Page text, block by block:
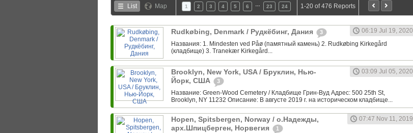
List Map 1 2 3 4 5 6 23 24 1-20 of 476 Reports
Rudkøbing, Denmark / Рудкёбинг, Дания 3
06:19 Jul 19, 2020
Названия: 1. Mindesten ved Påø (памятный камень) 2. Rudkøbing Kirkegård
(кладбище) 3. Tranekær Kirkegård...
Brooklyn, New York, USA / Бруклин, Нью-
Йорк, США
3
03:09 Jul 05, 2020
Название: Green-Wood Cemetery / Кладбище Грин-Вуд Адрес: 500 25th St,
Brooklyn, NY 11232 Описание: В августе 2019 г. на историческом кладбище...
Hopen, Spitsbergen, Norway / о.Надежды,
арх.Шпицберген, Норвегия
1
07:47 Nov 11, 2019